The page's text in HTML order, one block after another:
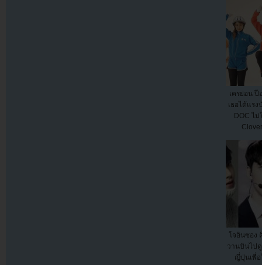
เครย่อน
เธอได้แร
DOC ไม่
โจอินซอง
วานบินไป
ญี่ปุ่นเพื่อ